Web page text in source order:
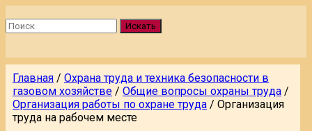
Искать
Главная / Охрана труда и техника безопасности в
газовом хозяйстве / Общие вопросы охраны труда /
Организация работы по охране труда / Организация
труда на рабочем месте